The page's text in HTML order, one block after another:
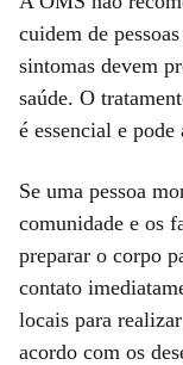
cuidem de
sintomas devem
saúde. O
é essencial e pode
Se uma pessoa
comunidade e os
preparar o corpo
contato
locais para
acordo com os